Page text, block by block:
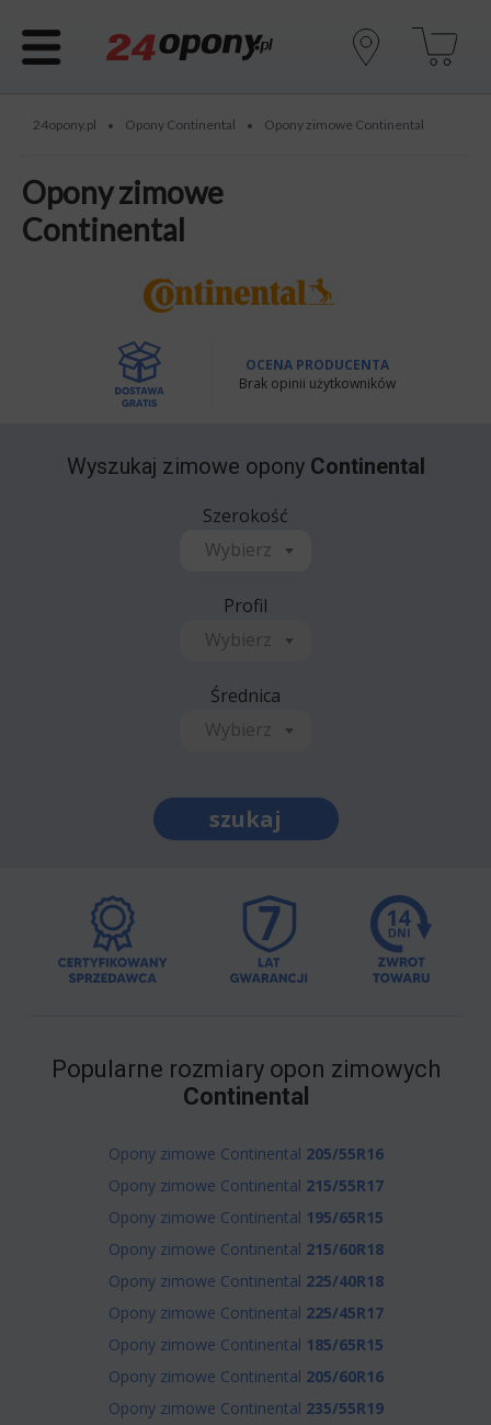
24opony.pl • Opony Continental • Opony zimowe Continental
Opony zimowe
Continental
OCENA PRODUCENTA
Brak opinii użytkowników
Wyszukaj zimowe opony Continental
Szerokość
Wybierz
Profil
Wybierz
Średnica
Wybierz
szukaj
Popularne rozmiary opon zimowych
Continental
Opony zimowe Continental 205/55R16
Opony zimowe Continental 215/55R17
Opony zimowe Continental 195/65R15
Opony zimowe Continental 215/60R18
Opony zimowe Continental 225/40R18
Opony zimowe Continental 225/45R17
Opony zimowe Continental 185/65R15
Opony zimowe Continental 205/60R16
Opony zimowe Continental 235/55R19